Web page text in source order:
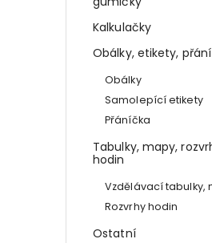
Kalkulačky
Obálky, etikety, přání
Obálky
Samolepící etikety
Přáníčka
Tabulky, mapy,
hodin
Vzdělávací tabulky,
Rozvrhy hodin
Ostatní
Korekční strojek -
Detail